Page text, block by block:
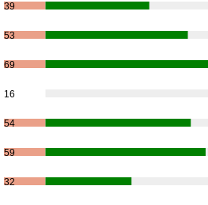
39
53
69
16
54
59
32